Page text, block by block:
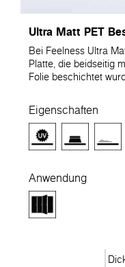
Ultra Matt PET
Bei Feelness Ultra
Platte, die beidseitig
Folie beschichtet
Eigenschaften
Anwendung